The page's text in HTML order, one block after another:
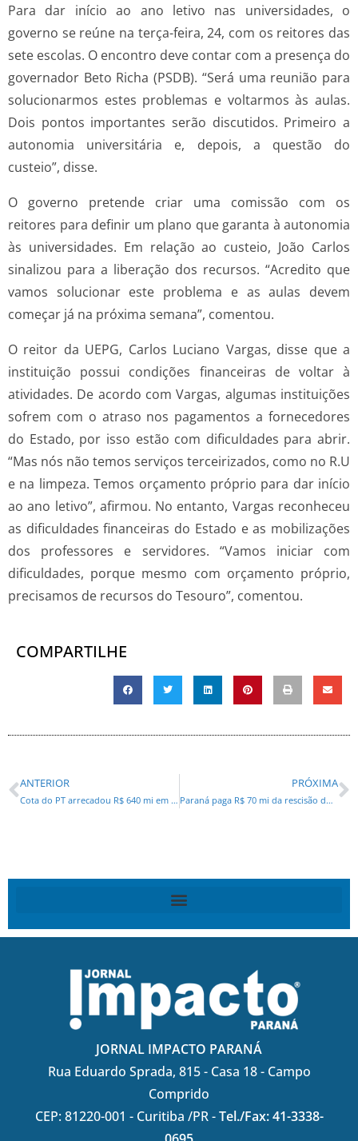
Para dar início ao ano letivo nas universidades, o
governo se reúne na terça-feira, 24, com os reitores das
sete escolas. O encontro deve contar com a presença do
governador Beto Richa (PSDB). “Será uma reunião para
solucionarmos estes problemas e voltarmos às aulas.
Dois pontos importantes serão discutidos. Primeiro a
autonomia universitária e, depois, a questão do
custeio”, disse.
O governo pretende criar uma comissão com os
reitores para definir um plano que garanta à autonomia
às universidades. Em relação ao custeio, João Carlos
sinalizou para a liberação dos recursos. “Acredito que
vamos solucionar este problema e as aulas devem
começar já na próxima semana”, comentou.
O reitor da UEPG, Carlos Luciano Vargas, disse que a
instituição possui condições financeiras de voltar à
atividades. De acordo com Vargas, algumas instituições
sofrem com o atraso nos pagamentos a fornecedores
do Estado, por isso estão com dificuldades para abrir.
“Mas nós não temos serviços terceirizados, como no R.U
e na limpeza. Temos orçamento próprio para dar início
ao ano letivo”, afirmou. No entanto, Vargas reconheceu
as dificuldades financeiras do Estado e as mobilizações
dos professores e servidores. “Vamos iniciar com
dificuldades, porque mesmo com orçamento próprio,
precisamos de recursos do Tesouro”, comentou.
COMPARTILHE
ANTERIOR
Cota do PT arrecadou R$ 640 mi em propina
PRÓXIMA
Paraná paga R$ 70 mi da rescisão dos PSS
JORNAL IMPACTO PARANÁ
Rua Eduardo Sprada, 815 - Casa 18 - Campo
Comprido
CEP: 81220-001 - Curitiba /PR -Tel./Fax: 41-3338-